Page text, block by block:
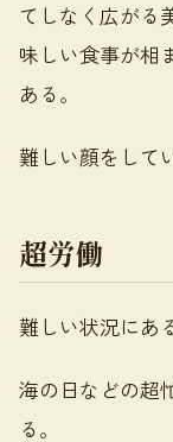
てしなく広がる
味しい食事が相
ある。
難しい顔をして
超労働
難しい状況にあ
海の日などの超
る。